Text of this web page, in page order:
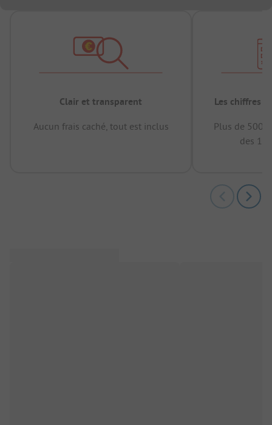
Clair et transparent
Aucun frais caché, tout est inclus
Les chiffres
Plus de
des 12